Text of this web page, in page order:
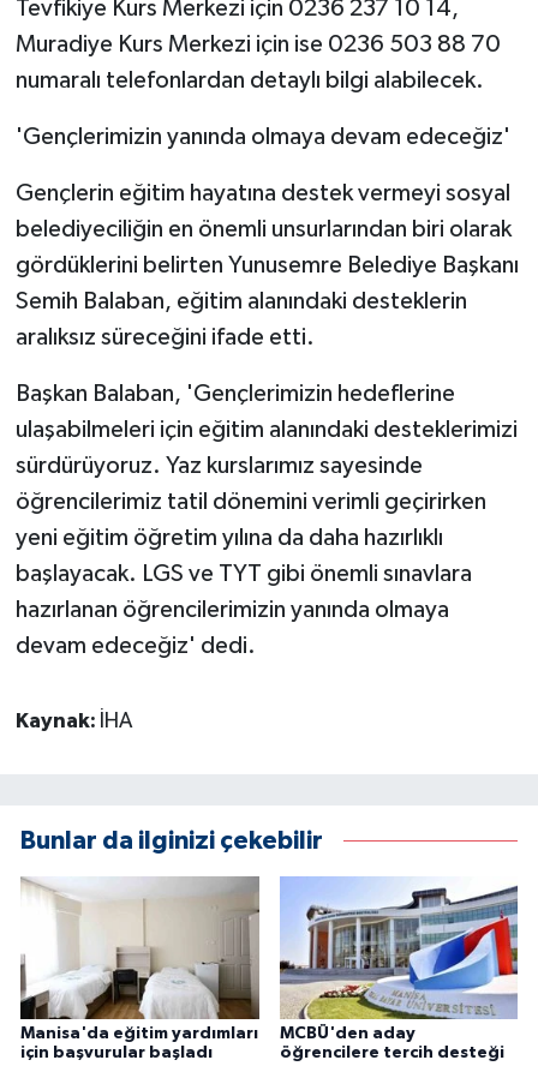
Tevfikiye Kurs Merkezi için 0236 237 10 14,
Muradiye Kurs Merkezi için ise 0236 503 88 70
numaralı telefonlardan detaylı bilgi alabilecek.
'Gençlerimizin yanında olmaya devam edeceğiz'
Gençlerin eğitim hayatına destek vermeyi sosyal
belediyeciliğin en önemli unsurlarından biri olarak
gördüklerini belirten Yunusemre Belediye Başkanı
Semih Balaban, eğitim alanındaki desteklerin
aralıksız süreceğini ifade etti.
Başkan Balaban, 'Gençlerimizin hedeflerine
ulaşabilmeleri için eğitim alanındaki desteklerimizi
sürdürüyoruz. Yaz kurslarımız sayesinde
öğrencilerimiz tatil dönemini verimli geçirirken
yeni eğitim öğretim yılına da daha hazırlıklı
başlayacak. LGS ve TYT gibi önemli sınavlara
hazırlanan öğrencilerimizin yanında olmaya
devam edeceğiz' dedi.
Kaynak: İHA
Bunlar da ilginizi çekebilir
Manisa'da eğitim yardımları
için başvurular başladı
MCBÜ'den aday
öğrencilere tercih desteği